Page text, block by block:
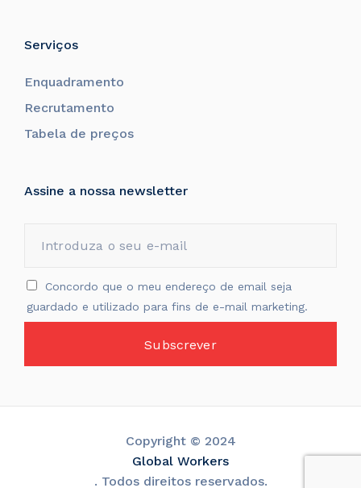
Serviços
Enquadramento
Recrutamento
Tabela de preços
Assine a nossa newsletter
Concordo que o meu endereço de email seja
guardado e utilizado para fins de e-mail marketing.
Copyright © 2024
Global Workers
. Todos direitos reservados.